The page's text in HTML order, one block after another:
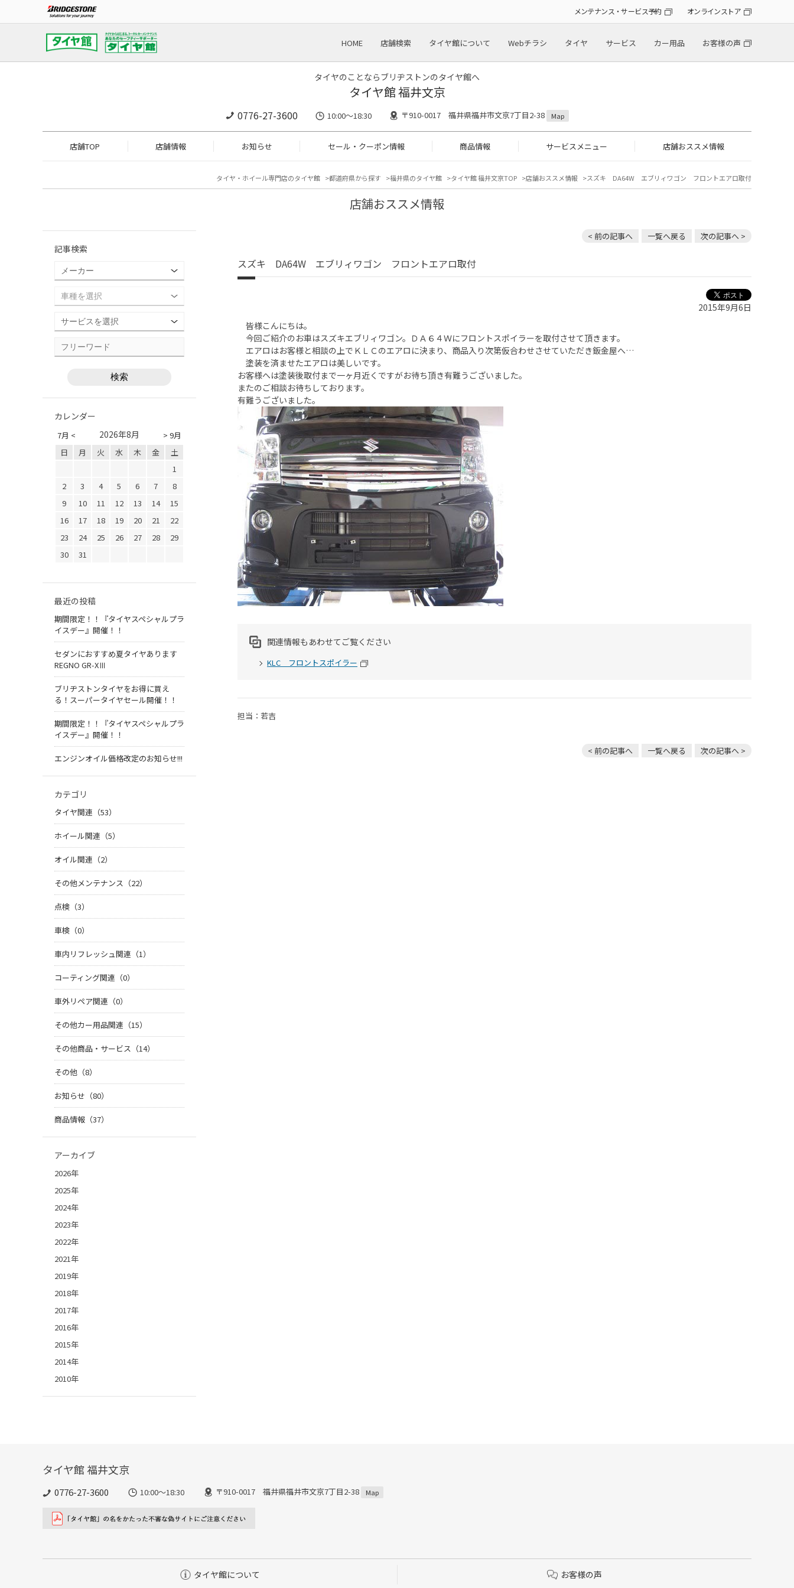
メンテナンス・サービス予約 オンラインストア
HOME 店舗検索 タイヤ館について Webチラシ タイヤ サービス カー用品 お客様の声
タイヤのことならブリヂストンのタイヤ館へ
タイヤ館 福井文京
0776-27-3600 10:00～18:30 〒910-0017 福井県福井市文京7丁目2-38 Map
店舗TOP 店舗情報 お知らせ セール・クーポン情報 商品情報 サービスメニュー 店舗おススメ情報
タイヤ・ホイール専門店のタイヤ館 都道府県から探す 福井県のタイヤ館 タイヤ館 福井文京TOP 店舗おススメ情報 スズキ DA64W エブリィワゴン フロントエアロ取付
店舗おススメ情報
< 前の記事へ 一覧へ戻る 次の記事へ >
スズキ DA64W エブリィワゴン フロントエアロ取付
2015年9月6日
皆様こんにちは。
今回ご紹介のお車はスズキエブリィワゴン。ＤＡ６４Ｗにフロントスポイラーを取付させて頂きます。
エアロはお客様と相談の上でＫＬＣのエアロに決まり、商品入り次第仮合わせさせていただき鈑金屋へ…
塗装を済ませたエアロは美しいです。
お客様へは塗装後取付まで一ヶ月近くですがお待ち頂き有難うございました。
またのご相談お待ちしております。
有難うございました。
関連情報もあわせてご覧ください
KLC フロントスポイラー
担当：若吉
< 前の記事へ 一覧へ戻る 次の記事へ >
記事検索
カレンダー
7月 < > 9月
2026年8月
日 月 火 水 木 金
土
1
2
3 4 5 6 7
8
9
10 11 12 13 14
15
16
17 18 19 20 21
22
23
24 25 26 27 28
29
30
31
最近の投稿
期間限定！！『タイヤスペシャルプラ
イスデー』開催！！
セダンにおすすめ夏タイヤあります
REGNO GR-XⅢ
ブリヂストンタイヤをお得に買え
る！スーパータイヤセール開催！！
期間限定！！『タイヤスペシャルプラ
イスデー』開催！！
エンジンオイル価格改定のお知らせ!!!
カテゴリ
タイヤ関連（53）
ホイール関連（5）
オイル関連（2）
その他メンテナンス（22）
点検（3）
車検（0）
車内リフレッシュ関連（1）
コーティング関連（0）
車外リペア関連（0）
その他カー用品関連（15）
その他商品・サービス（14）
その他（8）
お知らせ（80）
商品情報（37）
アーカイブ
2026年
2025年
2024年
2023年
2022年
2021年
2019年
2018年
2017年
2016年
2015年
2014年
2010年
タイヤ館 福井文京
0776-27-3600 10:00～18:30 〒910-0017 福井県福井市文京7丁目2-38 Map
タイヤ館について お客様の声